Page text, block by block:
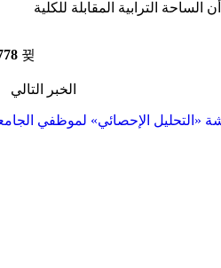
الترابية المقابلة للكلية
الخبر التالي
«التحليل الإحصائي» لموظفي